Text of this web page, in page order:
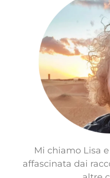
Mi chiamo Lisa
affascinata dai